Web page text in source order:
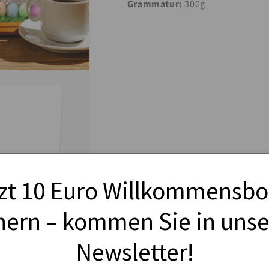
Grammatur: 300g
10 Euro
– kommen Sie in
Newsletter!